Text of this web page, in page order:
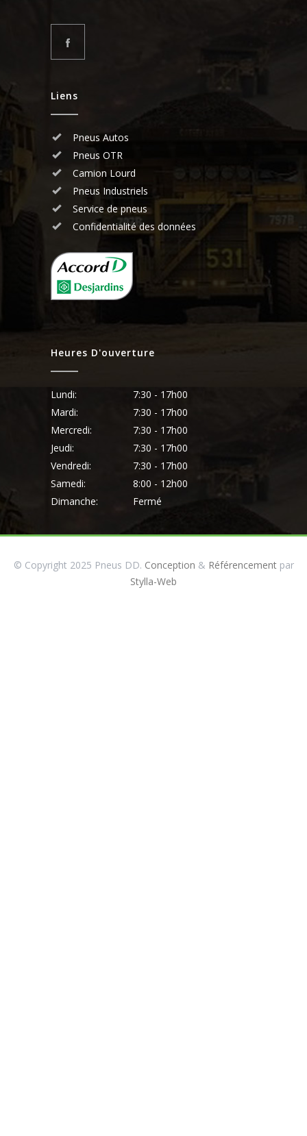
Liens
Pneus Autos
Pneus OTR
Camion Lourd
Pneus Industriels
Service de pneus
Confidentialité des données
Heures D'ouverture
Lundi:
7:30 - 17h00
Mardi:
7:30 - 17h00
Mercredi:
7:30 - 17h00
Jeudi:
7:30 - 17h00
Vendredi:
7:30 - 17h00
Samedi:
8:00 - 12h00
Dimanche:
Fermé
© Copyright 2025 Pneus DD. Conception & Référencementpar
Stylla-Web